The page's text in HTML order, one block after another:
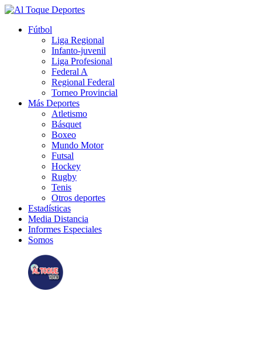
Fútbol
Liga Regional
Infanto-juvenil
Liga Profesional
Federal A
Regional Federal
Torneo Provincial
Más Deportes
Atletismo
Básquet
Boxeo
Mundo Motor
Futsal
Hockey
Rugby
Tenis
Otros deportes
Estadísticas
Media Distancia
Informes Especiales
Somos